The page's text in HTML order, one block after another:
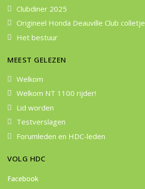
Clubdiner 2025
Origineel Honda Deauville Club colletje
Het bestuur
MEEST GELEZEN
Welkom
Welkom NT 1100 rijder!
Lid worden
Testverslagen
Forumleden en HDC-leden
VOLG HDC
Facebook